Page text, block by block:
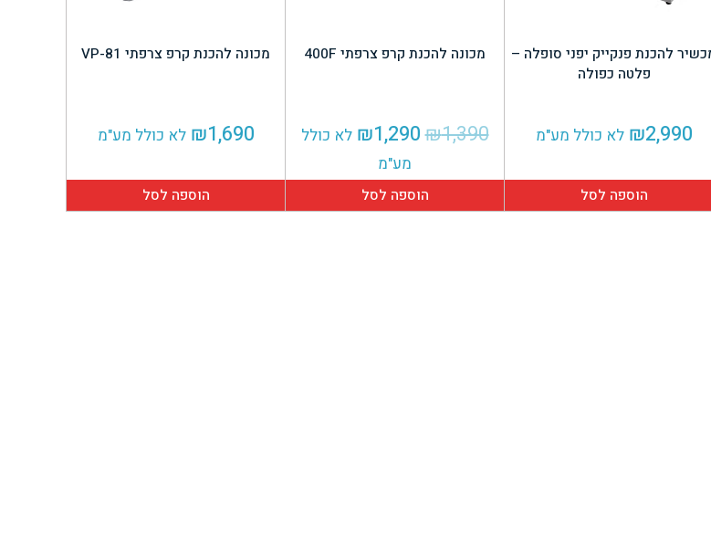
להכנת פנקייק יפני סופלה –
פלטה כפולה
₪2,990 לא כולל מע"מ
הוספה לסל
מכונה להכנת קרפ צרפתי 400F
₪1,390
המחיר
המקורי
היה:
₪1,390.
₪1,290
המחיר
₪1,290.
לא כולל
מע"מ
הוספה לסל
מכונה להכנת קרפ צרפתי VP-81
₪1,690 לא כולל מע"מ
הוספה לסל